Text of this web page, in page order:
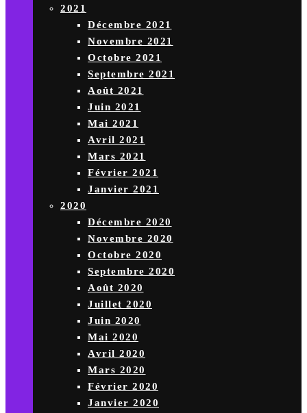
2021
Décembre 2021
Novembre 2021
Octobre 2021
Septembre 2021
Août 2021
Juin 2021
Mai 2021
Avril 2021
Mars 2021
Février 2021
Janvier 2021
2020
Décembre 2020
Novembre 2020
Octobre 2020
Septembre 2020
Août 2020
Juillet 2020
Juin 2020
Mai 2020
Avril 2020
Mars 2020
Février 2020
Janvier 2020